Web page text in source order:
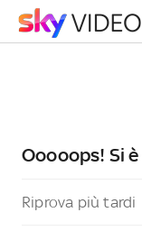
Ooooops! Si
Riprova più tardi